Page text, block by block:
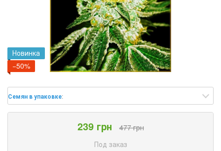
Новинка
−50%
Семян в упаковке:
239 грн
477 грн
Под заказ